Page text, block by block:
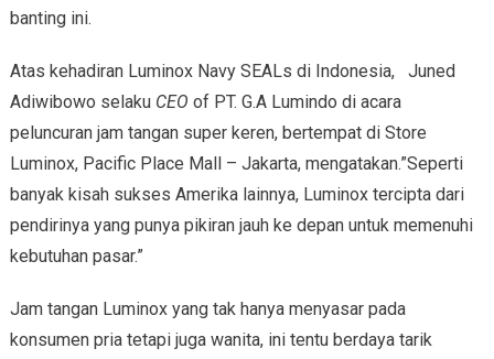
banting ini.
Atas kehadiran Luminox Navy SEALs di Indonesia, Juned
Adiwibowo selaku CEO of PT. G.A Lumindo di acara
peluncuran jam tangan super keren, bertempat di Store
Luminox, Pacific Place Mall – Jakarta, mengatakan.”Seperti
banyak kisah sukses Amerika lainnya, Luminox tercipta dari
pendirinya yang punya pikiran jauh ke depan untuk memenuhi
kebutuhan pasar.”
Jam tangan Luminox yang tak hanya menyasar pada
konsumen pria tetapi juga wanita, ini tentu berdaya tarik